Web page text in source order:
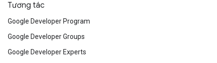
Tương tác
Google Developer Program
Google Developer Groups
Google Developer Experts